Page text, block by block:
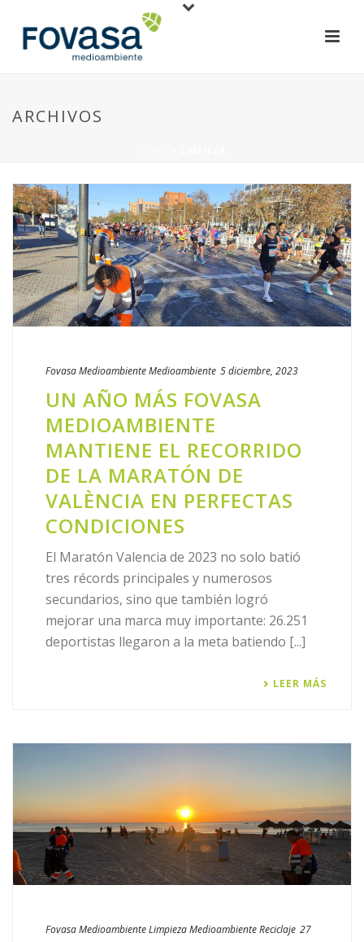
ARCHIVOS
Fovasa MedioambienteMedioambiente 5 diciembre, 2023
UN AÑO MÁS FOVASA
MEDIOAMBIENTE
MANTIENE EL RECORRIDO
DE LA MARATÓN DE
VALÈNCIA EN PERFECTAS
CONDICIONES
El Maratón Valencia de 2023 no solo batió
tres récords principales y numerosos
secundarios, sino que también logró
mejorar una marca muy importante: 26.251
deportistas llegaron a la meta batiendo [...]
LEER MÁS
Fovasa MedioambienteLimpiezaMedioambienteReciclaje 27